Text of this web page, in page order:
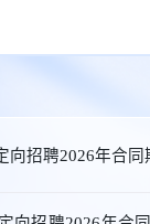
向招聘2026年合